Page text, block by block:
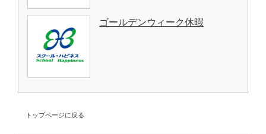
ゴールデンウィーク休暇
トップページに戻る